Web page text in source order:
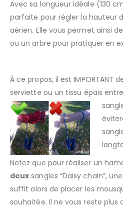
Avec sa longueur idéale (130
parfaite pour régler la hauteur
aérien. Elle vous permet ainsi
ou un arbre pour pratiquer en
À ce propos, il est IMPORTANT
serviette ou un tissu épais entre
Notez que pour réaliser un
deux sangles “Daisy chain”,
suffit alors de placer les
souhaitée. Il ne vous reste plus